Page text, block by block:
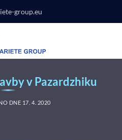
group.eu
v Pazardzhiku
DNE 17. 4. 2020